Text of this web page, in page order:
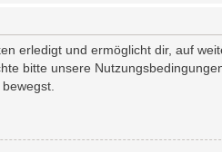
erledigt und ermöglicht dir, auf
bitte unsere